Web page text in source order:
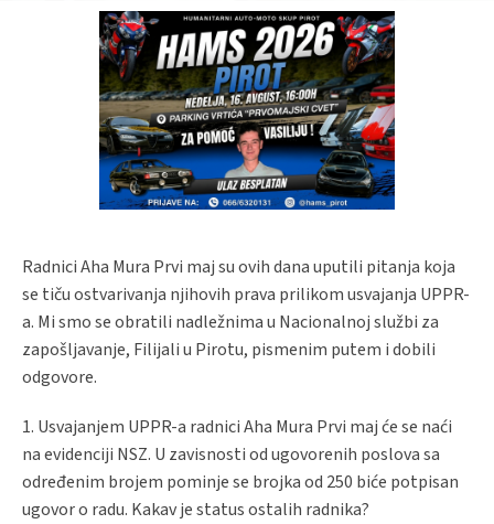
Radnici Aha Mura Prvi maj su ovih dana uputili pitanja koja
se tiču ostvarivanja njihovih prava prilikom usvajanja UPPR-
a. Mi smo se obratili nadležnima u Nacionalnoj službi za
zapošljavanje, Filijali u Pirotu, pismenim putem i dobili
odgovore.
1. Usvajanjem UPPR-a radnici Aha Mura Prvi maj će se naći
na evidenciji NSZ. U zavisnosti od ugovorenih poslova sa
određenim brojem pominje se brojka od 250 biće potpisan
ugovor o radu. Kakav je status ostalih radnika?